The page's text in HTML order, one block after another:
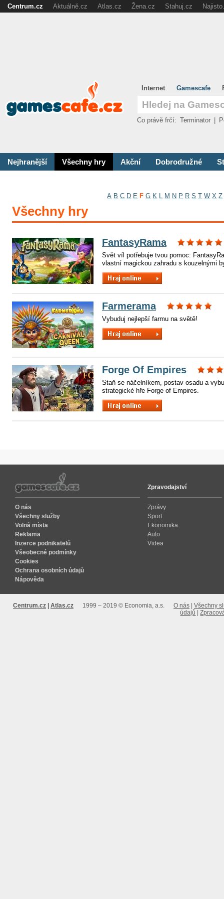
Nejhranější Všechny hry Akční Dobrodružné
A B C D E F G K L M N P R S T W X Z
Všechny hry
FantasyRama
Svět víl potřebuje tvou pomoc:
vlastní magickou zahradu s kouzelnými
Farmerama
Vybuduj nejlepší farmu na světě!
Forge Of Empires
Staň se náčelníkem, postav osadu a
strategické hře Forge of Empires.
Internet Gamescafe
Co právě frčí: Terminator
O nás
Všechny služby
Volná místa
Reklama
Inzerce podnikatelů
Všeobecné podmínky
Cookies
Ochrana osobních údajů
Nápověda
Zpravodajství
Zprávy
Sport
Ekonomika
Auto
Videa
Centrum.cz Atlas.cz 1999 – 2019 © Economia, a.s. O nás
Všechny
údajů
Centrum.cz Aktuálně.cz Atlas.cz Žena.cz Stahuj.cz